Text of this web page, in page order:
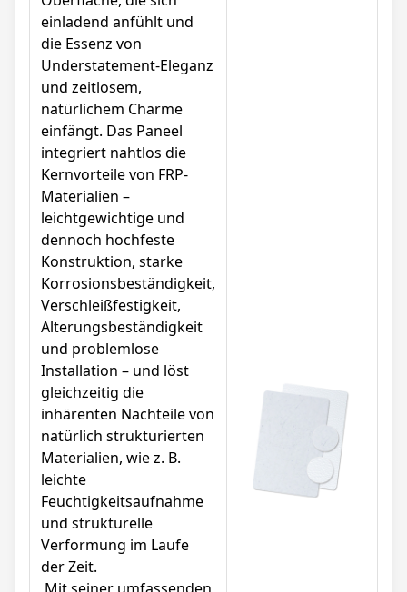
einladend anfühlt und
die Essenz von
Understatement-Eleganz
und zeitlosem,
natürlichem Charme
einfängt. Das Paneel
integriert nahtlos die
Kernvorteile von FRP-
Materialien –
leichtgewichtige und
dennoch hochfeste
Konstruktion, starke
Korrosionsbeständigkeit,
Verschleißfestigkeit,
Alterungsbeständigkeit
und problemlose
Installation – und löst
gleichzeitig die
inhärenten Nachteile von
natürlich strukturierten
Materialien, wie z. B.
leichte
Feuchtigkeitsaufnahme
und strukturelle
Verformung im Laufe
der Zeit.